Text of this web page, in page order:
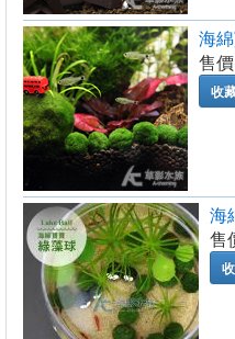
海
售價
收
海
售